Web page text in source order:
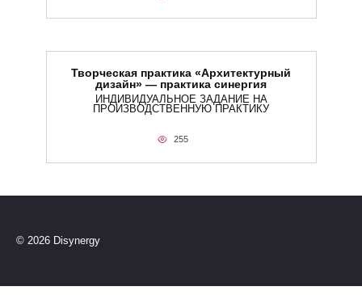
Творческая практика «Архитектурный
дизайн» — практика синергия
ИНДИВИДУАЛЬНОЕ ЗАДАНИЕ НА
ПРОИЗВОДСТВЕННУЮ ПРАКТИКУ
255
© 2026 Disynergy